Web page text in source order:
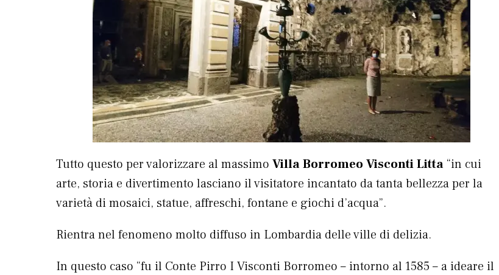
Tutto questo per valorizzare al massimo Villa Borromeo Visconti Litta “in cui
arte, storia e divertimento lasciano il visitatore incantato da tanta bellezza per la
varietà di mosaici, statue, affreschi, fontane e giochi d’acqua”.
Rientra nel fenomeno molto diffuso in Lombardia delle ville di delizia.
In questo caso “fu il Conte Pirro I Visconti Borromeo – intorno al 1585 – a ideare il